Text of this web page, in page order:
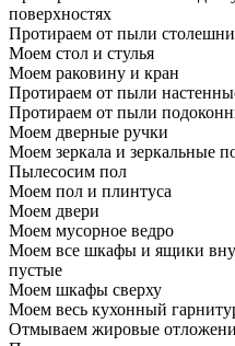
поверхностях
Протираем от пыли
Моем стол и стулья
Моем раковину и кран
Протираем от пыли
Протираем от пыли
Моем дверные ручки
Моем зеркала и зеркальные
Пылесосим пол
Моем пол и плинтуса
Моем двери
Моем мусорное ведро
Моем все шкафы и ящики
пустые
Моем шкафы сверху
Моем весь кухонный
Отмываем жировые